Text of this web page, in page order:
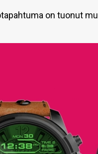
on tuonut